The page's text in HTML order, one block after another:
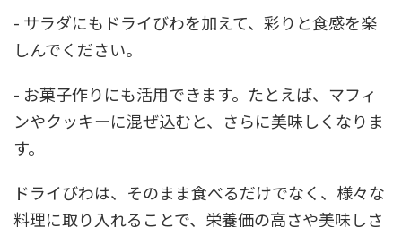
- サラダにもドライびわを加えて、彩りと食感を楽
しんでください。
- お菓子作りにも活用できます。たとえば、マフィ
ンやクッキーに混ぜ込むと、さらに美味しくなりま
す。
ドライびわは、そのまま食べるだけでなく、様々な
料理に取り入れることで、栄養価の高さや美味しさ